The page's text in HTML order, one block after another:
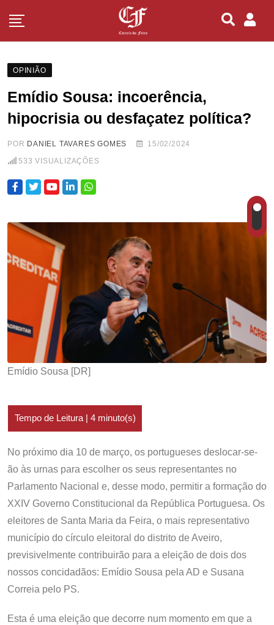
OPINIÃO
Emídio Sousa: incoerência,
hipocrisia ou desfaçatez política?
POR DANIEL TAVARES GOMES
15/02/2024
533 VISUALIZAÇÕES
Emídio Sousa [DR]
No próximo dia 10 de março, os portugueses deslocar-se-
ão às urnas para escolher os seus representantes no
Parlamento Nacional e, desse modo, permitir a formação do
XXIV Governo Constitucional da República Portuguesa. Os
eleitores de Santa Maria da Feira, o mais representativo
município do círculo eleitoral do distrito de Aveiro,
previsivelmente contribuirão para a eleição de dois dos
nossos concidadãos: Emídio Sousa pela AD e Susana
Correia pelo PS.
Esta é uma eleição que decorre num momento em que a